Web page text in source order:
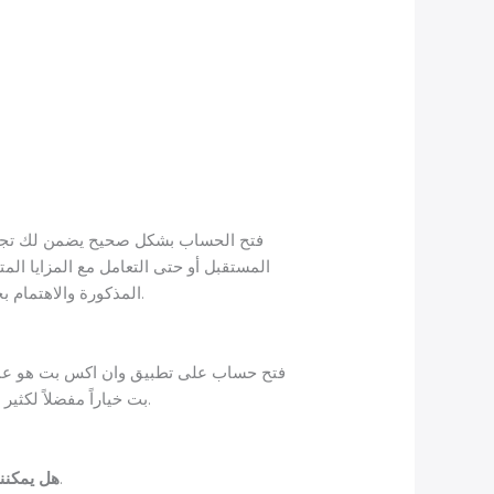
فتح الحساب بشكل صحيح يضمن لك
المستقبل أو حتى التعامل مع المزايا
المذكورة والاهتمام بجميع تفاصيل التسجيل. من المهم أيضاً متابعة تحديثات التطبيق لضمان الاستفاد من كافة التحسينات والمميزات الجديدة.
فتح حساب على تطبيق وان اكس بت هو
بت خياراً مفضلاً لكثير من المستخدمين. تذكر دائماً الاهتمام بجميع تفاصيل التسجيل والقيام بالتحديثات اللازمة للحفاظ على حسابك آمناً وفعالاً.
هللا، يتطلب التطبيق استخدام بريد إلكتروني لتأكيد الحساب.